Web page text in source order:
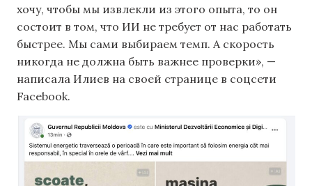
хочу, чтобы мы извлекли из этого опыта, то он
состоит в том, что ИИ не требует от нас работать
быстрее. Мы сами выбираем темп. А скорость
никогда не должна быть важнее проверки», —
написала Илиев на своей странице в соцсети
Facebook.